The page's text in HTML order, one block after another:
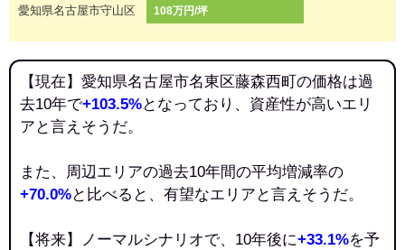
愛知県名古屋市守山区 108万円/坪
【現在】愛知県名古屋市名東区藤森西町の価格は過
去10年で+103.5%となっており、資産性が高いエリ
アと言えそうだ。
また、周辺エリアの過去10年間の平均増減率の
+70.0%と比べると、有望なエリアと言えそうだ。
【将来】ノーマルシナリオで、10年後に+33.1%を予